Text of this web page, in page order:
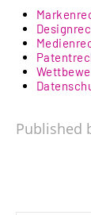
Published